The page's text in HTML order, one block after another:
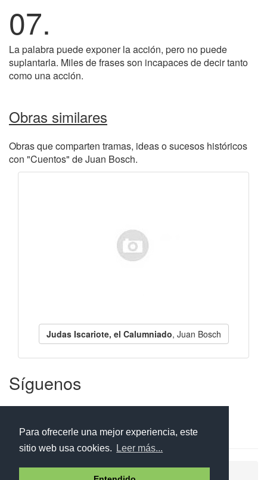
Para ofrecerle una mejor experiencia, este
sitio web usa cookies.
Leer más...
07.
La palabra puede exponer la acción, pero no puede
suplantarla. Miles de frases son incapaces de decir tanto
como una acción.
Obras similares
Obras que comparten tramas, ideas o sucesos históricos
con "Cuentos" de Juan Bosch.
Judas Iscariote, el Calumniado, Juan Bosch
Síguenos
Ayuda Aviso legal
Política de cookies